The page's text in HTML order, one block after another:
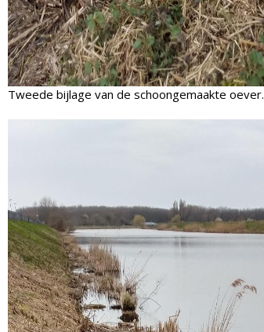
Tweede bijlage van de schoongemaakte oever.